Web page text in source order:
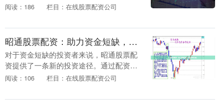
州股票配资平台应运而生，为投资者提供
台通过与券商合....
阅读：186 栏目：在线股票配资公司
昭通股票配资：助力资金短缺，投资获利新途径
对于资金短缺的投资者来说，昭通股票配
资提供了一条新的投资途径。通过配资，
投资者可以放大资金杠杆，以小博大，获
供灵活的配资方....
阅读：106 栏目：在线股票配资公司